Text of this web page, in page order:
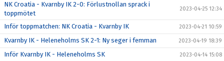
NK Croatia - Kvarnby IK 2-0: Förlustnollan sprack i
toppmötet
2023-04-25 12:34
Inför toppmatchen: NK Croatia - Kvarnby IK 2023-04-21 10:59
Kvarnby IK - Heleneholms SK 2-1: Ny seger i femman 2023-04-19 18:39
Inför Kvarnby IK - Heleneholms SK 2023-04-14 15:08